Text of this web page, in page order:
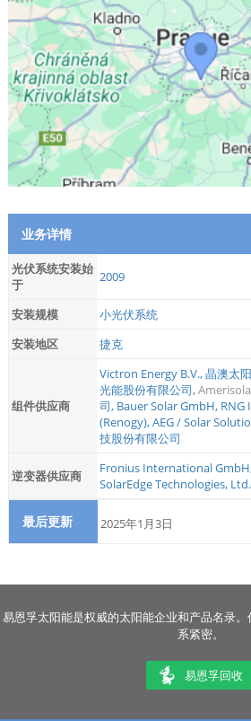
业务详情
光伏系统安装始
于
2009
安装规模
小光伏系统
安装地区
捷克
组件供应商
Victron Energy B.V.,晶澳太
光能股份有限公司,
司, Bauer Solar GmbH, RNG
(Renogy),AEG / Solar
技股份有限公司
逆变器供应商 Fronius International GmbH
SolarEdge Technologies, Ltd.
最后更新 2025年1月3日
易恩孚太阳能是权威的太阳能企业和产品名录
系紧密。
易恩孚回收